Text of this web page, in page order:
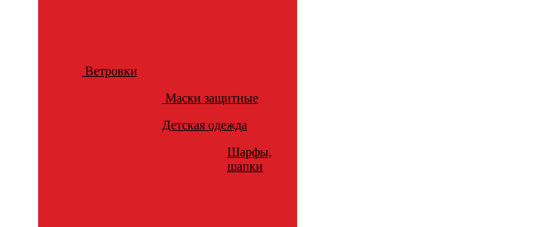
Ветровки
Маски защитные
Детская одежда
Шарфы,
шапки